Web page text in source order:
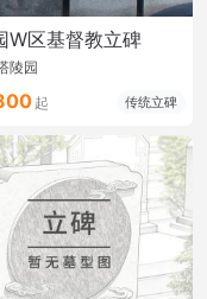
W区基督教立碑
陵园
传统立碑